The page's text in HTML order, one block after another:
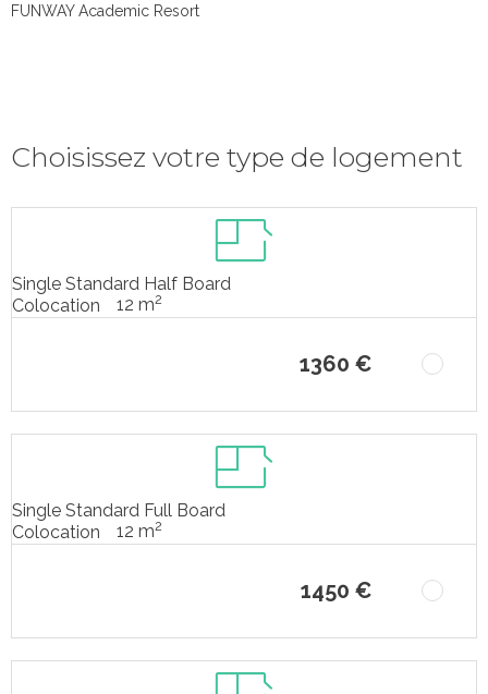
FUNWAY Academic Resort
Choisissez votre type de logement
Single Standard Half Board
Colocation
12 m2
1360 €
Single Standard Full Board
Colocation
12 m2
1450 €